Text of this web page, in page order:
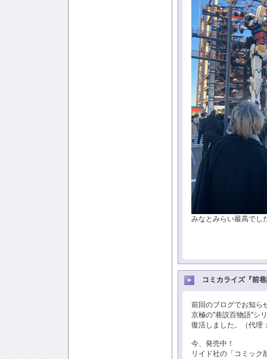
みなとみらい最高でし
コミカライズ『前
前回のブログでお知ら
京極の"巷説百物語"シ
復活しました。（代理
今、発売中！
リイド社の「コミック